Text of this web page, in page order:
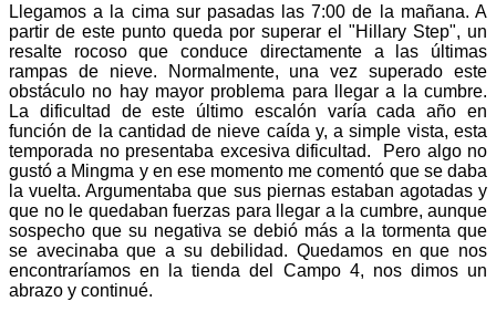
Llegamos a la cima sur pasadas las 7:00 de la mañana. A
partir de este punto queda por superar el "Hillary Step", un
resalte rocoso que conduce directamente a las últimas
rampas de nieve. Normalmente, una vez superado este
obstáculo no hay mayor problema para llegar a la cumbre.
La dificultad de este último escalón varía cada año en
función de la cantidad de nieve caída y, a simple vista, esta
temporada no presentaba excesiva dificultad. Pero algo no
gustó a Mingma y en ese momento me comentó que se daba
la vuelta. Argumentaba que sus piernas estaban agotadas y
que no le quedaban fuerzas para llegar a la cumbre, aunque
sospecho que su negativa se debió más a la tormenta que
se avecinaba que a su debilidad. Quedamos en que nos
encontraríamos en la tienda del Campo 4, nos dimos un
abrazo y continué.